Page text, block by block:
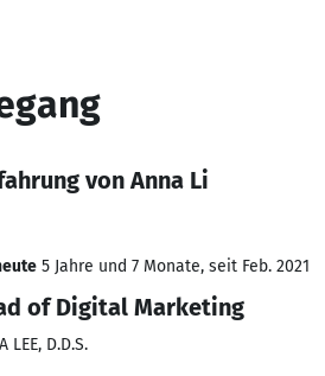
von Anna Li
5 Jahre und 7 Monate, seit Feb. 2021
of Digital Marketing
LEE, D.D.S.